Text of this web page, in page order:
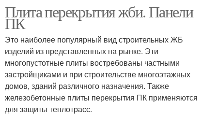
Плита перекрытия жби. Панели
ПК
Это наиболее популярный вид строительных ЖБ
изделий из представленных на рынке. Эти
многопустотные плиты востребованы частными
застройщиками и при строительстве многоэтажных
домов, зданий различного назначения. Также
железобетонные плиты перекрытия ПК применяются
для защиты теплотрасс.